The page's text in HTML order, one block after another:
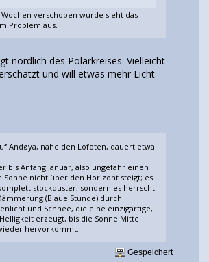
verschoben wurde sieht das
Problem aus.
nördlich des Polarkreises. Vielleicht
und will etwas mehr Licht
Andøya, nahe den Lofoten, dauert etwa
bis Anfang Januar, also ungefähr einen
Sonne nicht über den Horizont steigt; es
stockduster, sondern es herrscht
(Blaue Stunde) durch
und Schnee, die eine einzigartige,
erzeugt, bis die Sonne Mitte
hervorkommt.
Gespeichert